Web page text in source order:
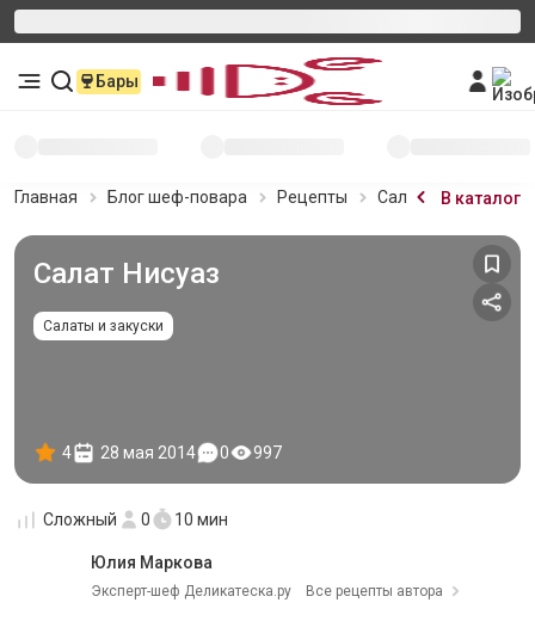
Бары
Главная Блог шеф-повара Рецепты Салат НисуазВ каталог
Салат Нисуаз
Салаты и закуски
4 28 мая 2014 0 997
Сложный 0 10 мин
Юлия Маркова
Эксперт-шеф Деликатеска.ру Все рецепты автора